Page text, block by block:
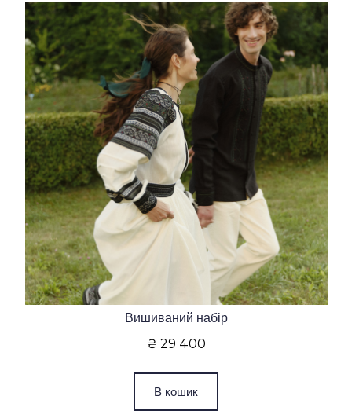
Вишиваний набір
₴ 29 400
В кошик